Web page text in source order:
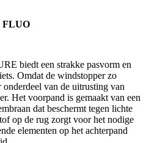
Omdat de windstopper zo
Het voorpand is gemaakt van een
op de rug zorgt voor het nodige
elementen op het achterpand